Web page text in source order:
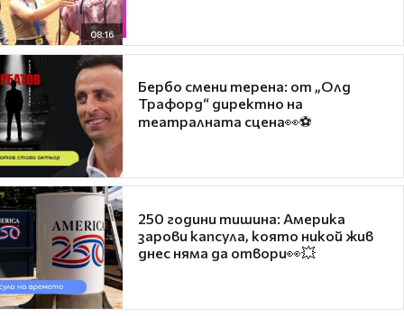
08:16
Бербо смени терена: от „Олд
Трафорд“ директно на
театралната сцена👀⚽
250 години тишина: Америка
зарови капсула, която никой жив
днес няма да отвори👀💥